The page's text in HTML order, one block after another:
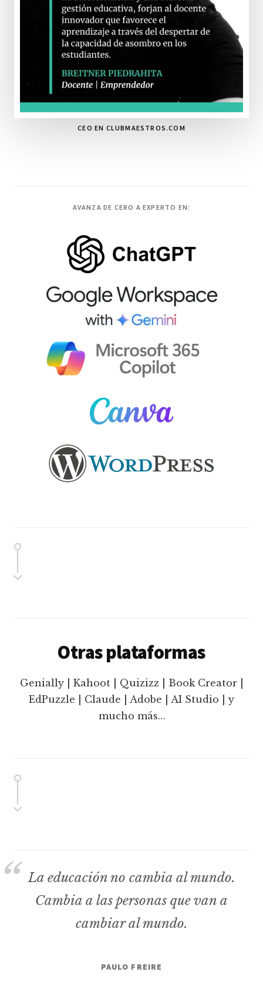
CEO EN CLUBMAESTROS.COM
AVANZA DE CERO A EXPERTO EN:
Otras plataformas
Genially | Kahoot | Quizizz | Book Creator |
EdPuzzle | Claude | Adobe | AI Studio | y
mucho más…
La educación no cambia al mundo.
Cambia a las personas que van a
cambiar al mundo.
PAULO FREIRE